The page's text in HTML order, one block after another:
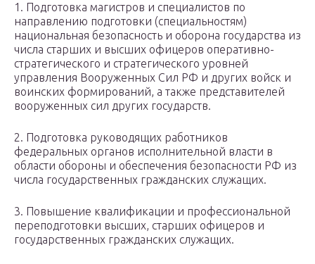
1. Подготовка магистров и специалистов по
направлению подготовки (специальностям)
национальная безопасность и оборона государства из
числа старших и высших офицеров оперативно-
стратегического и стратегического уровней
управления Вооруженных Сил РФ и других войск и
воинских формирований, а также представителей
вооруженных сил других государств.
2. Подготовка руководящих работников
федеральных органов исполнительной власти в
области обороны и обеспечения безопасности РФ из
числа государственных гражданских служащих.
3. Повышение квалификации и профессиональной
переподготовки высших, старших офицеров и
государственных гражданских служащих.